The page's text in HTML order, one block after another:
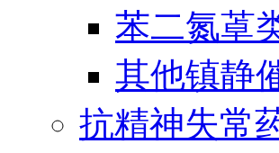
苯二氮䓬
其他镇静
抗精神失常